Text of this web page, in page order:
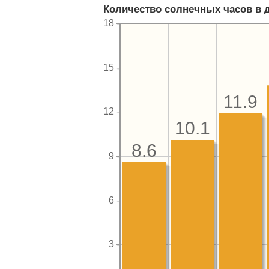
Количество солнечных часов в